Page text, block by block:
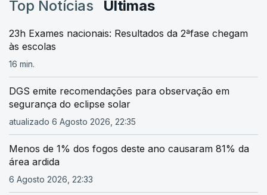
Top Notícias Últimas
23h Exames nacionais: Resultados da 2ªfase chegam
às escolas
16 min.
DGS emite recomendações para observação em
segurança do eclipse solar
atualizado 6 Agosto 2026, 22:35
Menos de 1% dos fogos deste ano causaram 81% da
área ardida
6 Agosto 2026, 22:33